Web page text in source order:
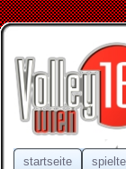
startseite